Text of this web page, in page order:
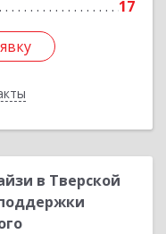
17
в Тверской